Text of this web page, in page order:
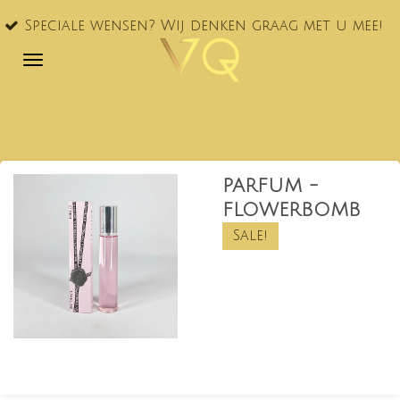
Ga
naar
wensen? Wij denken graag met u mee!
PARFUM -
FLOWERBOMB
Sale!